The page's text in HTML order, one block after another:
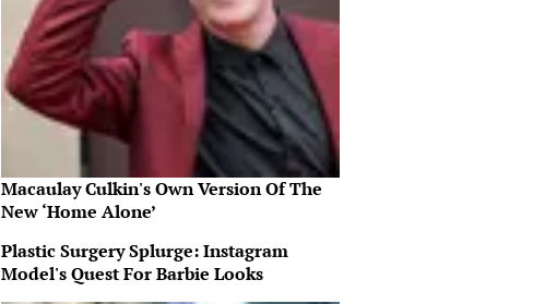
Macaulay Culkin's Own Version Of The
New ‘Home Alone’
Plastic Surgery Splurge: Instagram
Model's Quest For Barbie Looks